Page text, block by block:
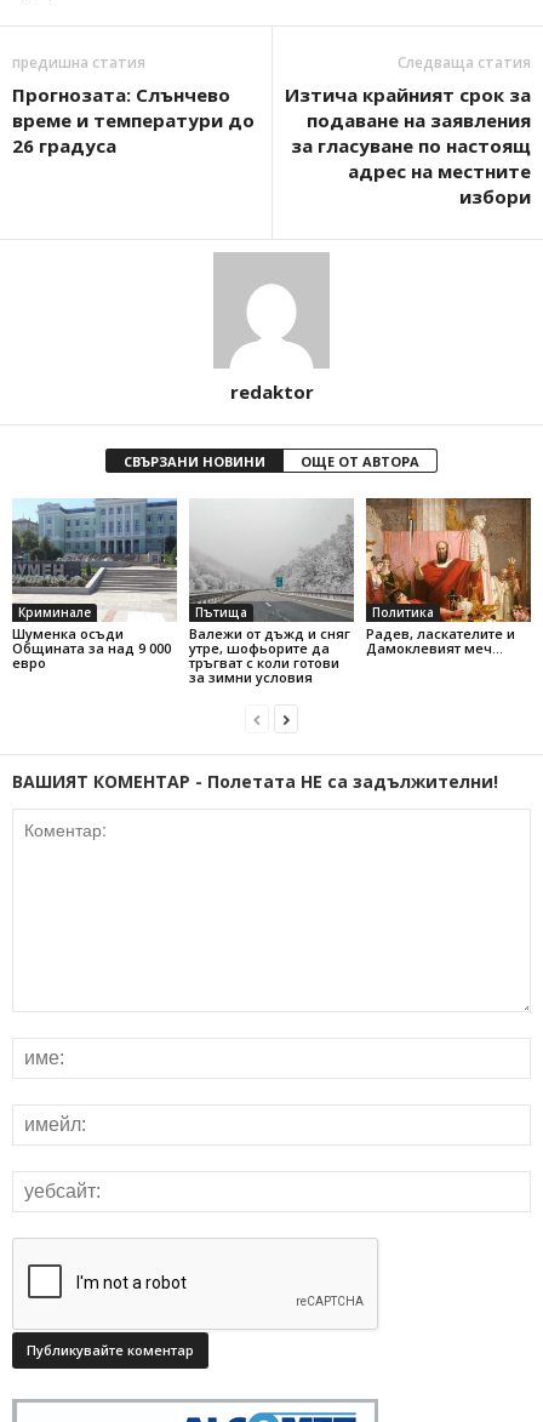
предишна статия
Прогнозата: Слънчево
време и температури до
26 градуса
Следваща статия
Изтича крайният срок за
подаване на заявления
за гласуване по настоящ
адрес на местните
избори
redaktor
СВЪРЗАНИ НОВИНИ ОЩЕ ОТ АВТОРА
Криминале
Шуменка осъди
Общината за над 9 000
евро
Пътища
Валежи от дъжд и сняг
утре, шофьорите да
тръгват с коли готови
за зимни условия
Политика
Радев, ласкателите и
Дамоклевият меч…
ВАШИЯТ КОМЕНТАР - Полетата НЕ са задължителни!